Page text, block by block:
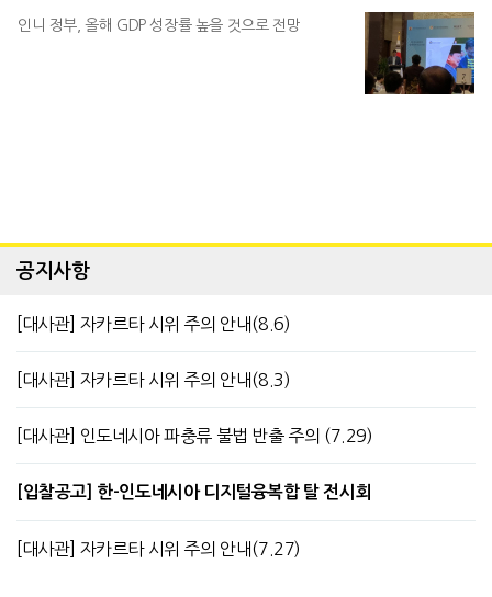
인니 정부, 올해 GDP 성장률 높을 것으로 전망
공지사항
[대사관] 자카르타 시위 주의 안내(8.6)
[대사관] 자카르타 시위 주의 안내(8.3)
[대사관] 인도네시아 파충류 불법 반출 주의 (7.29)
[입찰공고] 한-인도네시아 디지털융복합 탈 전시회
[대사관] 자카르타 시위 주의 안내(7.27)